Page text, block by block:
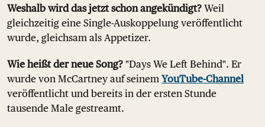
Weshalb wird das jetzt schon angekündigt? Weil
gleichzeitig eine Single-Auskoppelung veröffentlicht
wurde, gleichsam als Appetizer.
Wie heißt der neue Song? "Days We Left Behind". Er
wurde von McCartney auf seinem YouTube-Channel
veröffentlicht und bereits in der ersten Stunde
tausende Male gestreamt.